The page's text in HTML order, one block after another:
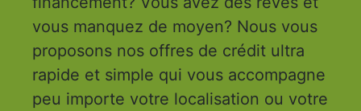
vous manquez de moyen? Nous vous
proposons nos offres de crédit ultra
rapide et simple qui vous accompagne
peu importe votre localisation ou votre